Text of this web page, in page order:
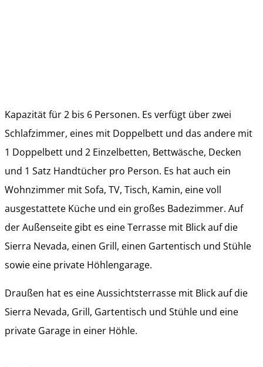
Kapazität für 2 bis 6 Personen. Es verfügt über zwei
Schlafzimmer, eines mit Doppelbett und das andere mit
1 Doppelbett und 2 Einzelbetten, Bettwäsche, Decken
und 1 Satz Handtücher pro Person. Es hat auch ein
Wohnzimmer mit Sofa, TV, Tisch, Kamin, eine voll
ausgestattete Küche und ein großes Badezimmer. Auf
der Außenseite gibt es eine Terrasse mit Blick auf die
Sierra Nevada, einen Grill, einen Gartentisch und Stühle
sowie eine private Höhlengarage.
Draußen hat es eine Aussichtsterrasse mit Blick auf die
Sierra Nevada, Grill, Gartentisch und Stühle und eine
private Garage in einer Höhle.